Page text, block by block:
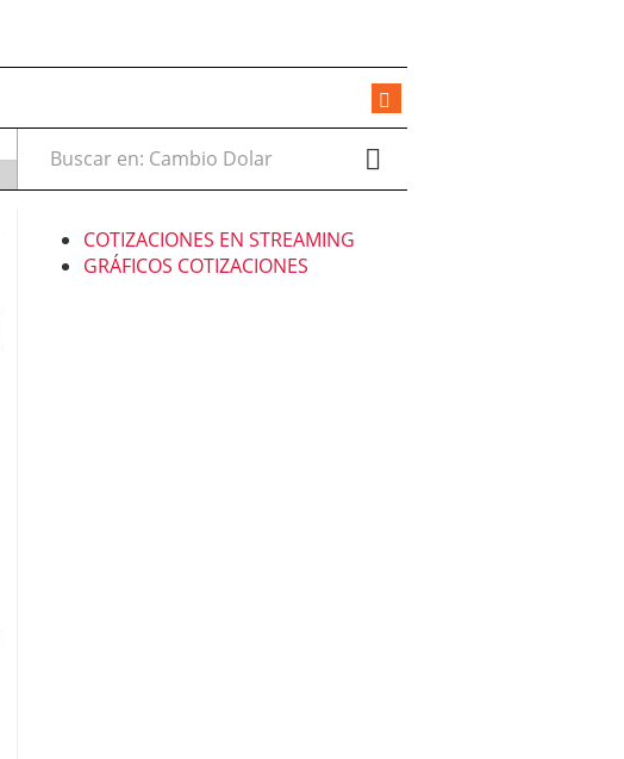
Buscar en:
COTIZACIONES EN STREAMING
GRÁFICOS COTIZACIONES